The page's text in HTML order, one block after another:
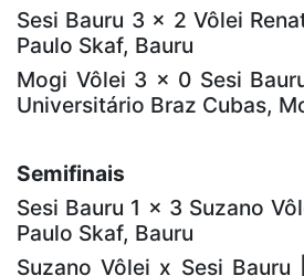
Sesi Bauru 3 x 2 Vôlei
Paulo Skaf, Bauru
Mogi Vôlei 3 x 0 Sesi
Universitário Braz Cubas,
Semifinais
Sesi Bauru 1 x 3 Suzano
Paulo Skaf, Bauru
Suzano Vôlei x Sesi Bauru